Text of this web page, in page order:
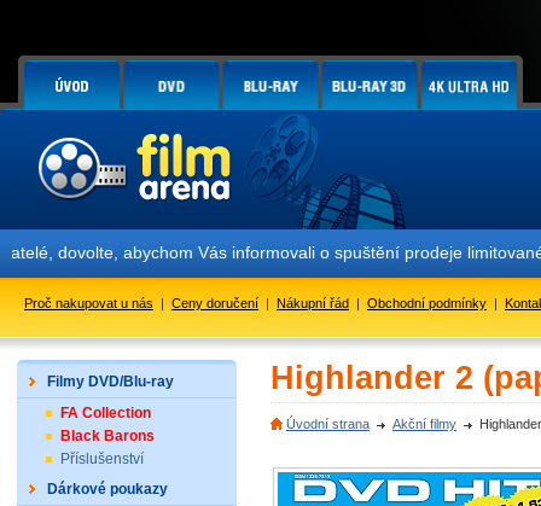
dovolte, abychom Vás informovali o spuštění prodeje limitované
Proč nakupovat u nás | Ceny doručení | Nákupní řád | Obchodní podmínky |
Filmy DVD/Blu-ray
FA Collection
Black Barons
Příslušenství
Dárkové poukazy
Highlander 2
Úvodní strana Akční filmy